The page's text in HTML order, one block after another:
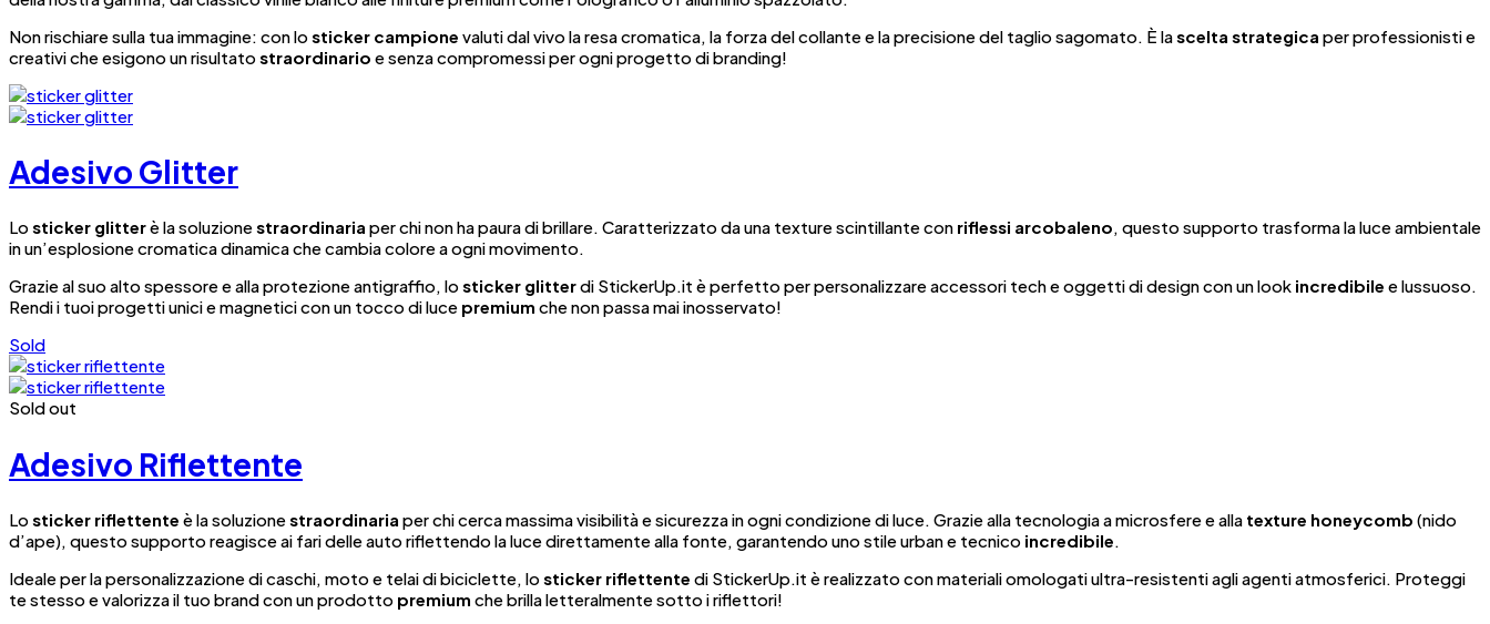
Non rischiare sulla tua immagine: con lo sticker campione valuti dal vivo la resa cromatica, la forza del collante e la precisione del taglio sagomato. È lascelta strategica per professionisti e
creativi che esigono un risultato straordinario e senza compromessi per ogni progetto di branding!
Adesivo Glitter
Lo sticker glitterè la soluzionestraordinaria per chi non ha paura di brillare. Caratterizzato da una texture scintillante con riflessi arcobaleno, questo supporto trasforma la luce ambientale
in un’esplosione cromatica dinamica che cambia colore a ogni movimento.
Grazie al suo alto spessore e alla protezione antigraffio, lo sticker glitterdi StickerUp.it è perfetto per personalizzare accessori tech e oggetti di design con un look incredibile e lussuoso.
Rendi i tuoi progetti unici e magnetici con un tocco di luce premium che non passa mai inosservato!
Sold
Sold out
Adesivo Riflettente
Lo sticker riflettente è la soluzionestraordinaria per chi cerca massima visibilità e sicurezza in ogni condizione di luce. Grazie alla tecnologia a microsfere e alla texture honeycomb (nido
d’ape), questo supporto reagisce ai fari delle auto riflettendo la luce direttamente alla fonte, garantendo uno stile urban e tecnico incredibile
Ideale per la personalizzazione di caschi, moto e telai di biciclette, lo sticker riflettente di StickerUp.it è realizzato con materiali omologati ultra-resistenti agli agenti atmosferici. Proteggi
te stesso e valorizza il tuo brand con un prodotto premium che brilla letteralmente sotto i riflettori!